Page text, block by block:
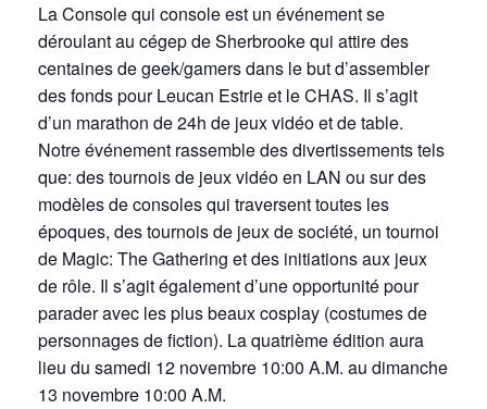
La Console qui console est un événement se
déroulant au cégep de Sherbrooke qui attire des
centaines de geek/gamers dans le but d’assembler
des fonds pour Leucan Estrie et le CHAS. Il s’agit
d’un marathon de 24h de jeux vidéo et de table.
Notre événement rassemble des divertissements tels
que: des tournois de jeux vidéo en LAN ou sur des
modèles de consoles qui traversent toutes les
époques, des tournois de jeux de société, un tournoi
de Magic: The Gathering et des initiations aux jeux
de rôle. Il s’agit également d’une opportunité pour
parader avec les plus beaux cosplay (costumes de
personnages de fiction). La quatrième édition aura
lieu du samedi 12 novembre 10:00 A.M. au dimanche
13 novembre 10:00 A.M.